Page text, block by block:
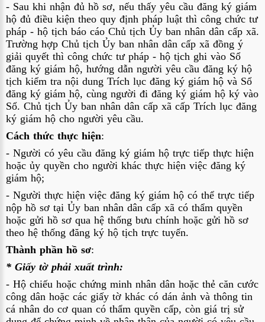
- Sau khi nhận đủ hồ sơ, nếu thấy yêu cầu đăng ký giám
hộ đủ điều kiện theo quy định pháp luật thì công chức tư
pháp - hộ tịch báo cáo Chủ tịch Ủy ban nhân dân cấp xã.
Trường hợp Chủ tịch Ủy ban nhân dân cấp xã đồng ý
giải quyết thì công chức tư pháp - hộ tịch ghi vào Sổ
đăng ký giám hộ, hướng dẫn người yêu cầu đăng ký hộ
tịch kiểm tra nội dung Trích lục đăng ký giám hộ và Sổ
đăng ký giám hộ, cùng người đi đăng ký giám hộ ký vào
Sổ. Chủ tịch Ủy ban nhân dân cấp xã cấp Trích lục đăng
ký giám hộ cho người yêu cầu.
Cách thức thực hiện:
- Người có yêu cầu đăng ký giám hộ trực tiếp thực hiện
hoặc ủy quyền cho người khác thực hiện việc đăng ký
giám hộ;
- Người thực hiện việc đăng ký giám hộ có thể trực tiếp
nộp hồ sơ tại Ủy ban nhân dân cấp xã có thẩm quyền
hoặc gửi hồ sơ qua hệ thống bưu chính hoặc gửi hồ sơ
theo hệ thống đăng ký hộ tịch trực tuyến.
Thành phần hồ sơ:
* Giấy tờ phải xuất trình:
- Hộ chiếu hoặc chứng minh nhân dân hoặc thẻ căn cước
công dân hoặc các giấy tờ khác có dán ảnh và thông tin
cá nhân do cơ quan có thẩm quyền cấp, còn giá trị sử